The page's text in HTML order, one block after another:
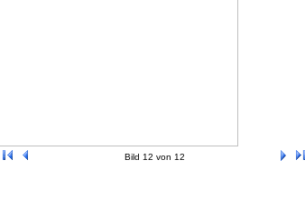
Bild 12 von 12